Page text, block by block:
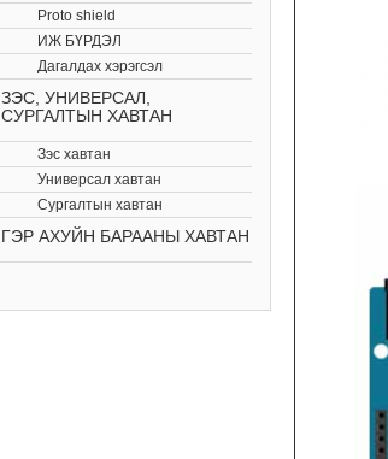
Proto shield
ИЖ БҮРДЭЛ
Дагалдах хэрэгсэл
ЗЭС, УНИВЕРСАЛ,
СУРГАЛТЫН ХАВТАН
Зэс хавтан
Универсал хавтан
Сургалтын хавтан
ГЭР АХУЙН БАРААНЫ ХАВТАН